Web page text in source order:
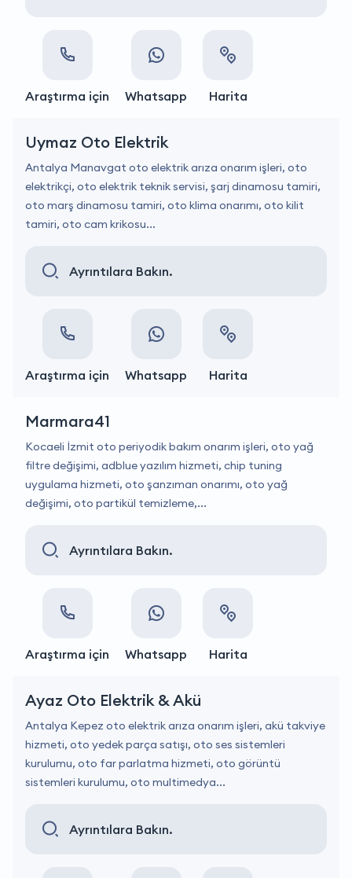
Araştırma için Whatsapp Harita
Uymaz Oto Elektrik
Antalya Manavgat oto elektrik arıza onarım işleri, oto
elektrikçi, oto elektrik teknik servisi, şarj dinamosu tamiri,
oto marş dinamosu tamiri, oto klima onarımı, oto kilit
tamiri, oto cam krikosu...
Ayrıntılara Bakın.
Araştırma için Whatsapp Harita
Marmara41
Kocaeli İzmit oto periyodik bakım onarım işleri, oto yağ
filtre değişimi, adblue yazılım hizmeti, chip tuning
uygulama hizmeti, oto şanzıman onarımı, oto yağ
değişimi, oto partikül temizleme,...
Ayrıntılara Bakın.
Araştırma için Whatsapp Harita
Ayaz Oto Elektrik & Akü
Antalya Kepez oto elektrik arıza onarım işleri, akü takviye
hizmeti, oto yedek parça satışı, oto ses sistemleri
kurulumu, oto far parlatma hizmeti, oto görüntü
sistemleri kurulumu, oto multimedya...
Ayrıntılara Bakın.